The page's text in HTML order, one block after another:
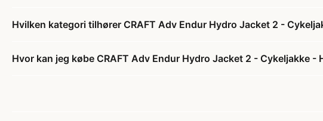
Hvilken kategori tilhører CRAFT Adv Endur Hydro Jacket 2 -
Hvor kan jeg købe CRAFT Adv Endur Hydro Jacket 2 - Cykeljakke -